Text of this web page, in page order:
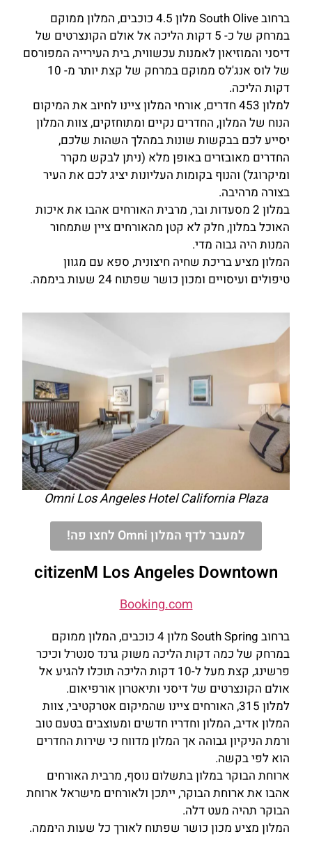
ברחוב South Olive מלון 4.5 כוכבים, המלון ממוקם
במרחק של כ- 5 דקות הליכה אל אולם הקונצרטים של
דיסני והמוזיאון לאמנות עכשווית, בית העירייה המפורסם
של לוס אנג'לס ממוקם במרחק של קצת יותר מ- 10
דקות הליכה.
למלון 453 חדרים, אורחי המלון ציינו לחיוב את המיקום
הנוח של המלון, החדרים נקיים ומתוחזקים, צוות המלון
יסייע לכם בבקשות שונות במהלך השהות שלכם,
החדרים מאובזרים באופן מלא (ניתן לבקש מקרר
ומיקרוגל) והנוף בקומות העליונות יציג לכם את העיר
בצורה מרהיבה.
במלון 2 מסעדות ובר, מרבית האורחים אהבו את איכות
האוכל במלון, חלק לא קטן מהאורחים ציין שתמחור
המנות היה גבוה מדי.
המלון מציע בריכת שחיה חיצונית, ספא עם מגוון
טיפולים ועיסויים ומכון כושר שפתוח 24 שעות ביממה.
Omni Los Angeles Hotel California Plaza
למעבר לדף המלון Omni לחצו פה!
citizenM Los Angeles Downtown
Booking.com
ברחוב South Spring מלון 4 כוכבים, המלון ממוקם
במרחק של כמה דקות הליכה משוק גרנד סנטרל וכיכר
פרשינג, קצת מעל ל-10 דקות הליכה תוכלו להגיע אל
אולם הקונצרטים של דיסני ותיאטרון אורפיאום.
למלון 315, האורחים ציינו שהמיקום אטרקטיבי, צוות
המלון אדיב, המלון וחדריו חדשים ומעוצבים בטעם טוב
ורמת הניקיון גבוהה אך המלון מדווח כי שירות החדרים
הוא לפי בקשה.
ארוחת הבוקר במלון בתשלום נוסף, מרבית האורחים
אהבו את ארוחת הבוקר, ייתכן ולאורחים מישראל ארוחת
הבוקר תהיה מעט דלה.
המלון מציע מכון כושר שפתוח לאורך כל שעות היממה.